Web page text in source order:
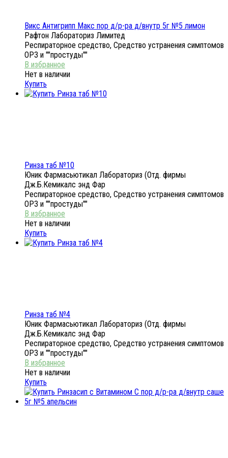
Викс Антигрипп Макс пор д/р-ра д/внутр 5г №5 лимон
Рафтон Лабораториз Лимитед
Респираторное средство, Средство устранения симптомов
ОРЗ и ""простуды""
Нет в наличии
Купить
Ринза таб №10
Юник Фармасьютикал Лабораториз (Отд. фирмы
Дж.Б.Кемикалс энд Фар
Респираторное средство, Средство устранения симптомов
ОРЗ и ""простуды""
Нет в наличии
Купить
Ринза таб №4
Юник Фармасьютикал Лабораториз (Отд. фирмы
Дж.Б.Кемикалс энд Фар
Респираторное средство, Средство устранения симптомов
ОРЗ и ""простуды""
Нет в наличии
Купить